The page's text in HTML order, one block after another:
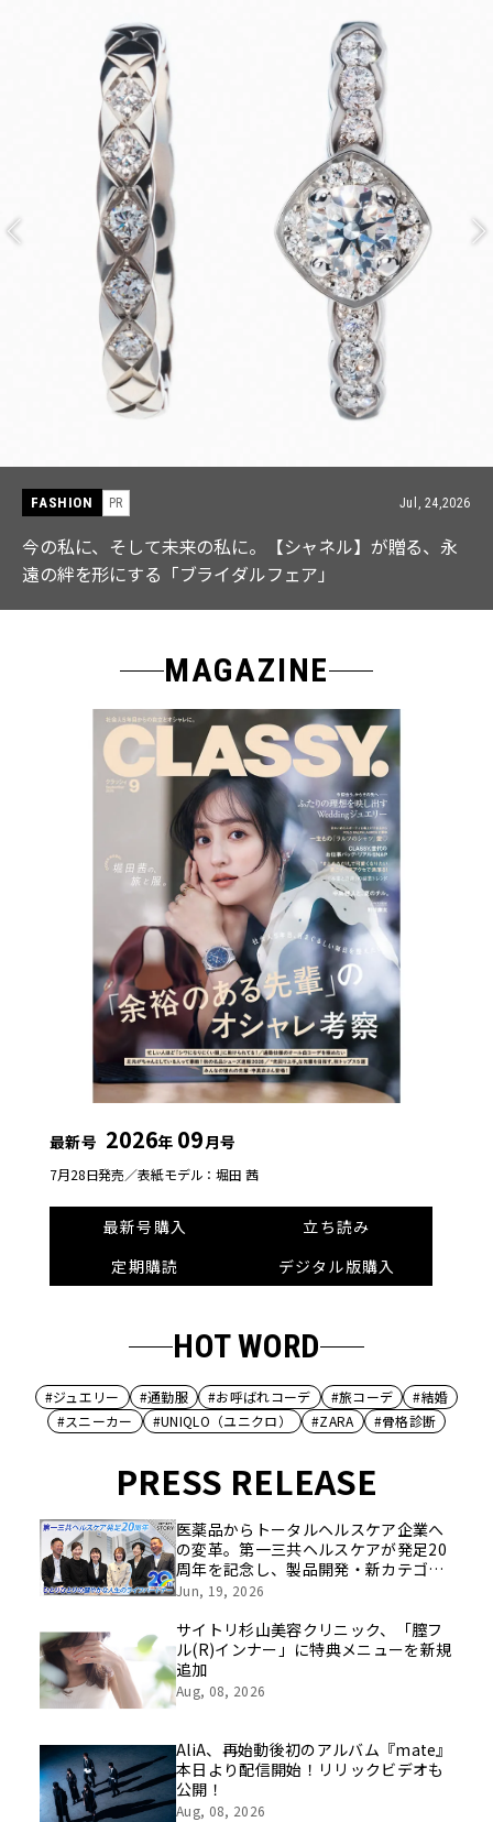
FASHION PR Jul, 15,2026
【ICB】人気インフルエンサーと共同制作! 週5で着たく
なる「名品ブラウス」２選
MAGAZINE
最新号 2026年 09月号
7月28日発売／表紙モデル：堀田 茜
最新号購入
立ち読み
定期購読
デジタル版購入
HOT WORD
#ジュエリー #通勤服 #お呼ばれコーデ #旅コーデ
#結婚
#スニーカー
#UNIQLO（ユニクロ） #ZARA #骨格診断
PRESS RELEASE
医薬品からトータルヘルスケア企業へ
の変革。第一三共ヘルスケアが発足20
周年を記念し、製品開発・新カテゴリ
挑戦の舞台や旧社統合時のエピソード
像を公開！
Jun, 19, 2026
サイトリ杉山美容クリニック、「膣フ
ル(R)インナー」に特典メニューを新規
追加
Aug, 08, 2026
AliA、再始動後初のアルバム『mate』
本日より配信開始！リリックビデオも
公開！
Aug, 08, 2026